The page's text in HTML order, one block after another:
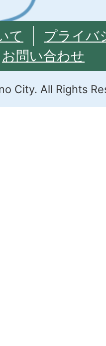
て
プライバ
お問い合わせ
City. All Rights